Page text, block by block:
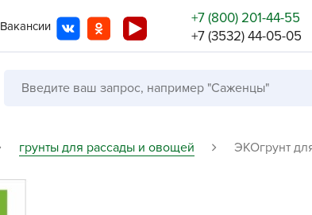
Вакансии
+7 (800) 201-44-55
+7 (3532) 44-05-05
грунты для рассады и овощей ЭКОгрунт